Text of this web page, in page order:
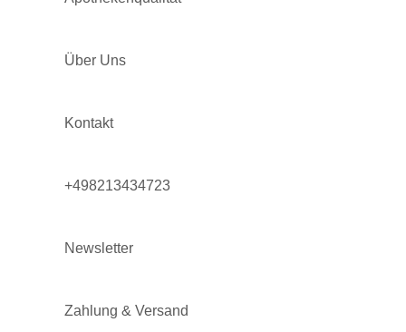
Über Uns
Kontakt
+498213434723
Newsletter
Zahlung & Versand